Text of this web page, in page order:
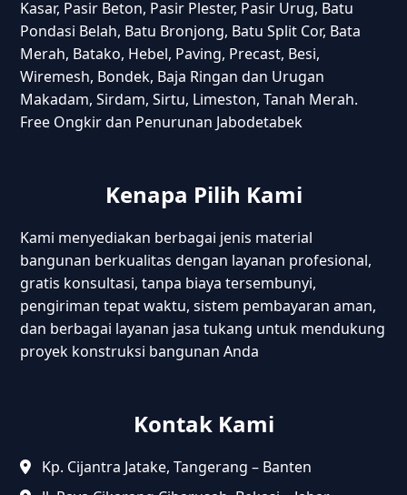
Kasar, Pasir Beton, Pasir Plester, Pasir Urug, Batu
Pondasi Belah, Batu Bronjong, Batu Split Cor, Bata
Merah, Batako, Hebel, Paving, Precast, Besi,
Wiremesh, Bondek, Baja Ringan dan Urugan
Makadam, Sirdam, Sirtu, Limeston, Tanah Merah.
Free Ongkir dan Penurunan Jabodetabek
Kenapa Pilih Kami
Kami menyediakan berbagai jenis material
bangunan berkualitas dengan layanan profesional,
gratis konsultasi, tanpa biaya tersembunyi,
pengiriman tepat waktu, sistem pembayaran aman,
dan berbagai layanan jasa tukang untuk mendukung
proyek konstruksi bangunan Anda
Kontak Kami
Kp. Cijantra Jatake, Tangerang – Banten